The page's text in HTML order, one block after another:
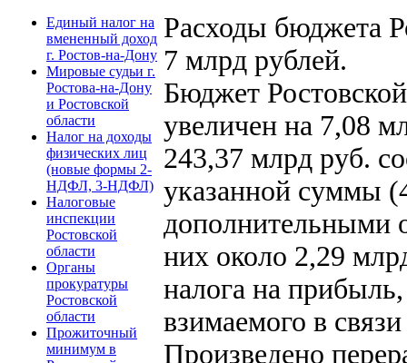
Единый налог на
вмененный доход
г. Ростов-на-Дону
Мировые судьи г.
Ростова-на-Дону
и Ростовской
области
Налог на доходы
физических лиц
(новые формы 2-
НДФЛ, 3-НДФЛ)
Налоговые
инспекции
Ростовской
области
Органы
прокуратуры
Ростовской
области
Прожиточный
минимум в
Расходы бюджета
7 млрд рублей.
Бюджет
увеличен на 7,08
243,37 млрд руб.
указанной суммы
дополнительными
них около 2,29
налога на
взимаемого в
Произведено